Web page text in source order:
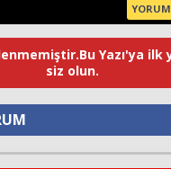
Yazı'ya ilk
siz olun.